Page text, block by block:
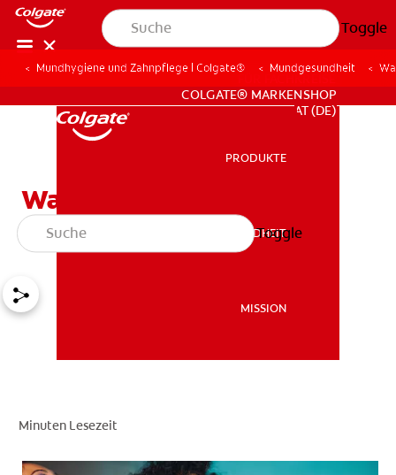
Toggle
MISSION
FÜR FACHKREISE
COLGATE® MARKENSHOP
AT (DE)
PRODUKTE
MUNDGESUNDHEIT
MISSION
Toggle
Mundhygiene und Zahnpflege | Colgate® Mundgesundheit
Was ist ein
Zahnaufhellungs-Set?
Minuten Lesezeit